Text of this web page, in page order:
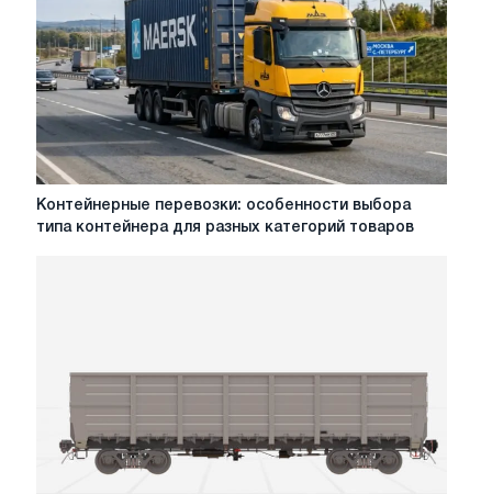
Контейнерные
категорий
товаров
Контейнерные перевозки: особенности выбора
типа контейнера для разных категорий товаров